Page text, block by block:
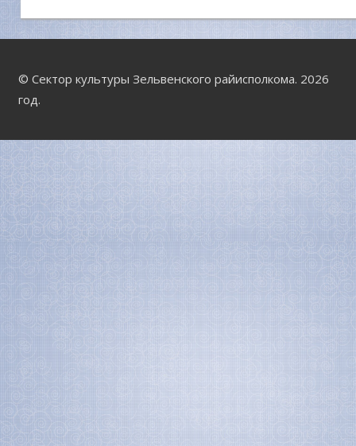
© Сектор культуры Зельвенского райисполкома. 2026
год.